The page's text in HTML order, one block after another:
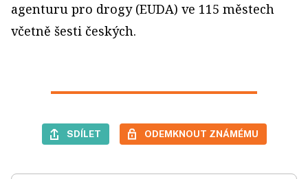
agenturu pro drogy (EUDA) ve 115 městech
včetně šesti českých.
SDÍLET ODEMKNOUT ZNÁMÉMU